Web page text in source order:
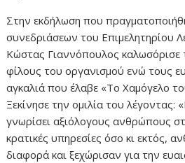
Στην εκδήλωση που
συνεδριάσεων του Επιμελητηρίου
Κώστας Γιαννόπουλος καλωσόρισε
φίλους του οργανισμού ενώ τους
αγκαλιά που έλαβε «Το Χαμόγελο
Ξεκίνησε την ομιλία του λέγοντας:
γνωρίσει αξιόλογους ανθρώπους
κρατικές υπηρεσίες όσο κι εκτός,
διαφορά και ξεχώρισαν για την